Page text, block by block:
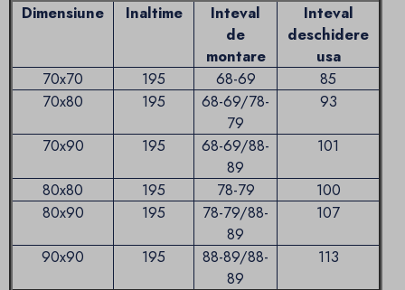
Dimensiune
Inaltime
Inteval
de
montare
Inteval
deschidere
usa
70x70
195 68-69
85
70x80
195
68-69/78-
79
93
70x90 195
68-69/88-
89
101
80x80 195 78-79
100
80x90
195
78-79/88-
89
107
90x90 195
88-89/88-
89
113